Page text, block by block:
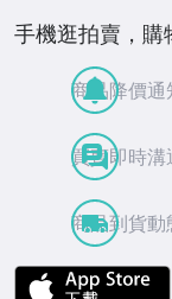
手機逛拍賣，購
商品降價通
買賣即時溝
商品到貨動